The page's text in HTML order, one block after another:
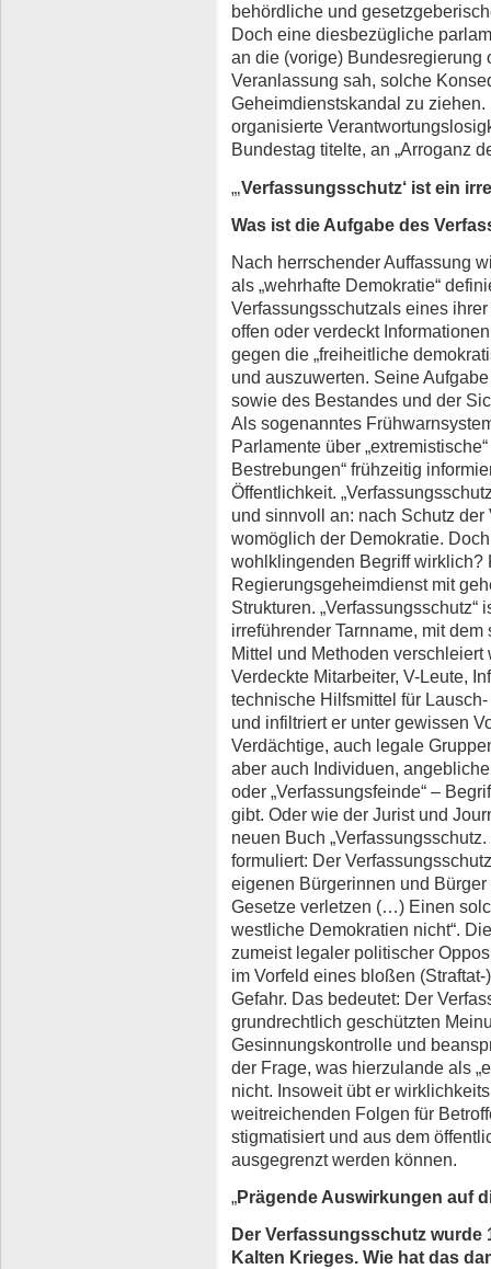
behördliche und
Doch eine diesbezügliche
an die (vorige) Bundesregierung
Veranlassung sah, solche
Geheimdienstskandal zu
organisierte
Bundestag titelte, an „Arroganz
„‚Verfassungsschutz‘ ist ein
Was ist die Aufgabe des
Nach herrschender Auffassung
als „wehrhafte Demokratie“
Verfassungsschutzals eines
offen oder verdeckt
gegen die „freiheitliche
und auszuwerten. Seine
sowie des Bestandes und der
Als sogenanntes
Parlamente über
Bestrebungen“ frühzeitig
Öffentlichkeit.
und sinnvoll an: nach Schutz
womöglich der Demokratie.
wohlklingenden Begriff wirklich?
Regierungsgeheimdienst mit
Strukturen.
irreführender Tarnname, mit
Mittel und Methoden
Verdeckte Mitarbeiter, V-Leute,
technische Hilfsmittel für
und infiltriert er unter gewissen
Verdächtige, auch legale
aber auch Individuen,
oder „Verfassungsfeinde“ –
gibt. Oder wie der Jurist und
neuen Buch
formuliert: Der
eigenen Bürgerinnen und
Gesetze verletzen (…) Einen
westliche Demokratien nicht“.
zumeist legaler politischer
im Vorfeld eines bloßen
Gefahr. Das bedeutet: Der
grundrechtlich geschützten
Gesinnungskontrolle und
der Frage, was hierzulande als
nicht. Insoweit übt er
weitreichenden Folgen für
stigmatisiert und aus dem
ausgegrenzt werden können.
„Prägende Auswirkungen auf
Der Verfassungsschutz
Kalten Krieges. Wie hat das